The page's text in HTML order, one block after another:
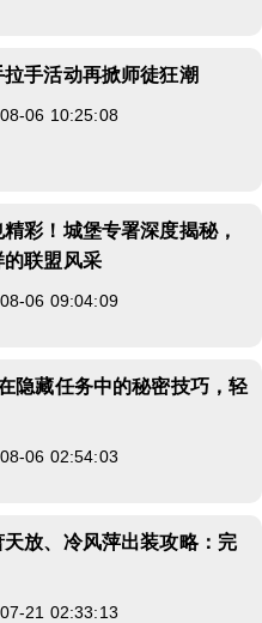
拉手活动再掀师徒狂潮
06 10:25:08
精彩！城堡专署深度揭秘，
联盟风采
06 09:04:09
隐藏任务中的秘密技巧，轻
06 02:54:03
天放、冷风萍出装攻略：完
21 02:33:13